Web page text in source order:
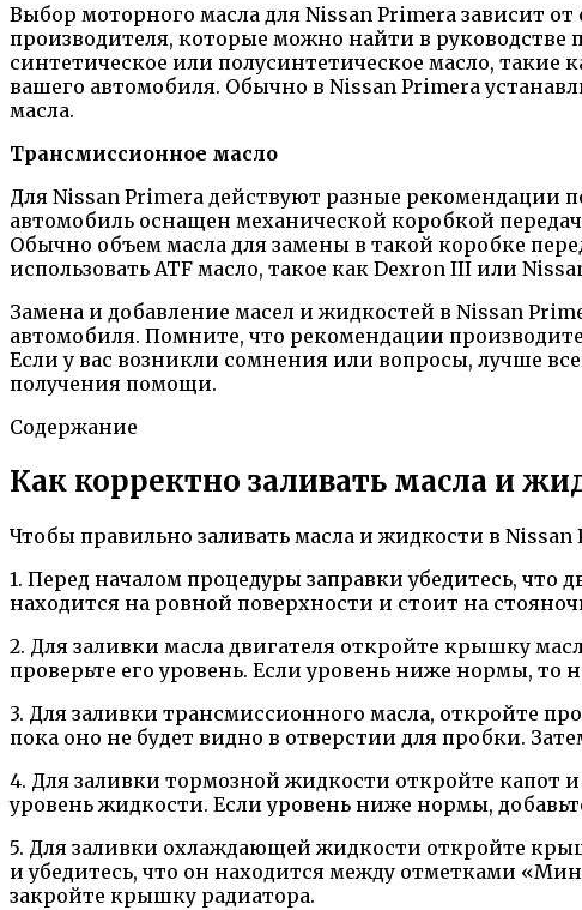
Выбор моторного масла для Nissan Primera зависит
производителя, которые можно найти в руководстве
синтетическое или полусинтетическое масло, такие
вашего автомобиля. Обычно в Nissan Primera
масла.
Трансмиссионное масло
Для Nissan Primera действуют разные рекомендации
автомобиль оснащен механической коробкой
Обычно объем масла для замены в такой коробке
использовать ATF масло, такое как Dexron III или
Замена и добавление масел и жидкостей в Nissan
автомобиля. Помните, что рекомендации
Если у вас возникли сомнения или вопросы, лучше
получения помощи.
Содержание
Как корректно заливать масла и
Чтобы правильно заливать масла и жидкости в
1. Перед началом процедуры заправки убедитесь,
находится на ровной поверхности и стоит на
2. Для заливки масла двигателя откройте крышку
проверьте его уровень. Если уровень ниже нормы,
3. Для заливки трансмиссионного масла, откройте
пока оно не будет видно в отверстии для пробки.
4. Для заливки тормозной жидкости откройте капот
уровень жидкости. Если уровень ниже нормы,
5. Для заливки охлаждающей жидкости откройте
и убедитесь, что он находится между отметками
закройте крышку радиатора.